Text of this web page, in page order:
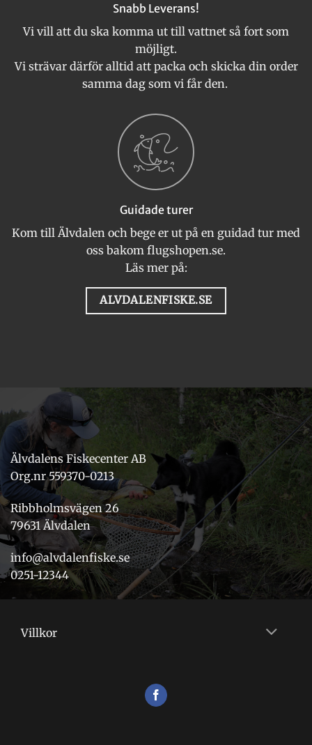
Snabb Leverans!
Vi vill att du ska komma ut till vattnet så fort som
möjligt.
Vi strävar därför alltid att packa och skicka din order
samma dag som vi får den.
Guidade turer
Kom till Älvdalen och bege er ut på en guidad tur med
oss bakom flugshopen.se.
Läs mer på:
ALVDALENFISKE.SE
Älvdalens Fiskecenter AB
Org.nr 559370-0213
Ribbholmsvägen 26
79631 Älvdalen
info@alvdalenfiske.se
0251-12344
Villkor